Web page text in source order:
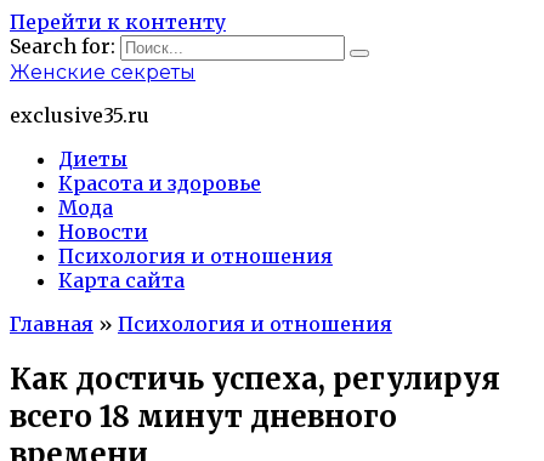
Перейти к контенту
Search for:
Женские секреты
exclusive35.ru
Диеты
Красота и здоровье
Мода
Новости
Психология и отношения
Карта сайта
Главная » Психология и отношения
Как достичь успеха, регулируя
всего 18 минут дневного